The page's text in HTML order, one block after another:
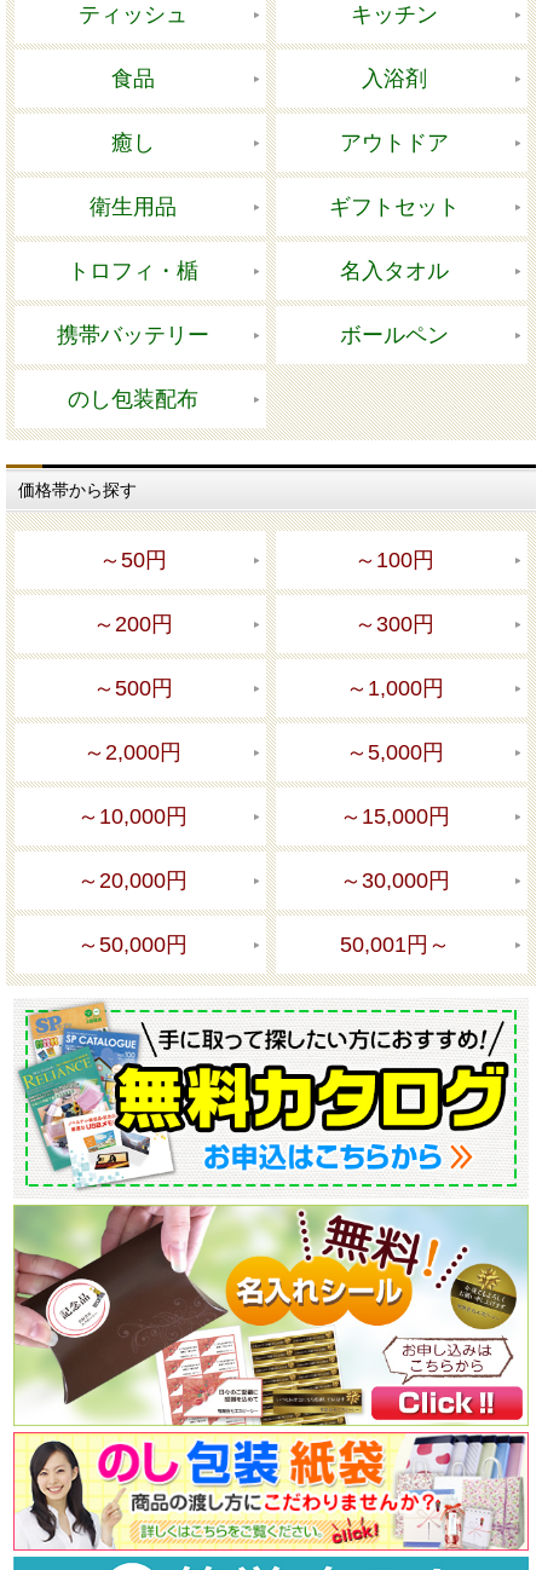
ティッシュ キッチン
食品 入浴剤
癒し アウトドア
衛生用品 ギフトセット
トロフィ・楯 名入タオル
携帯バッテリー ボールペン
のし包装配布
価格帯から探す
～50円 ～100円
～200円 ～300円
～500円 ～1,000円
～2,000円 ～5,000円
～10,000円 ～15,000円
～20,000円 ～30,000円
～50,000円 50,001円～